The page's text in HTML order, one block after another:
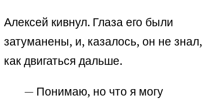
Алексей кивнул. Глаза его были
затуманены, и, казалось, он не знал,
как двигаться дальше.
— Понимаю, но что я могу